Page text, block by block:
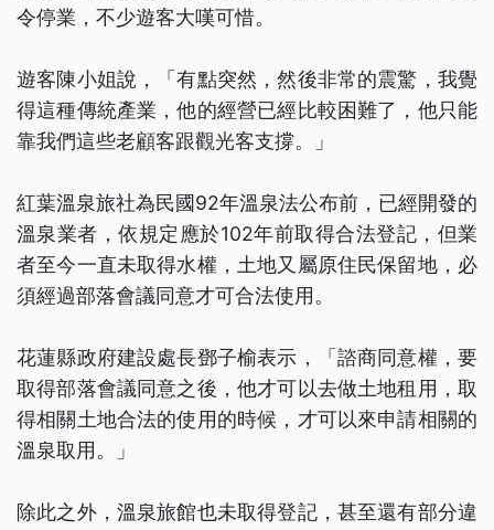
令停業，不少遊客大嘆可惜。
遊客陳小姐說，「有點突然，然後非常的震驚，我覺
得這種傳統產業，他的經營已經比較困難了，他只能
靠我們這些老顧客跟觀光客支撐。」
紅葉溫泉旅社為民國92年溫泉法公布前，已經開發的
溫泉業者，依規定應於102年前取得合法登記，但業
者至今一直未取得水權，土地又屬原住民保留地，必
須經過部落會議同意才可合法使用。
花蓮縣政府建設處長鄧子榆表示，「諮商同意權，要
取得部落會議同意之後，他才可以去做土地租用，取
得相關土地合法的使用的時候，才可以來申請相關的
溫泉取用。」
除此之外，溫泉旅館也未取得登記，甚至還有部分違